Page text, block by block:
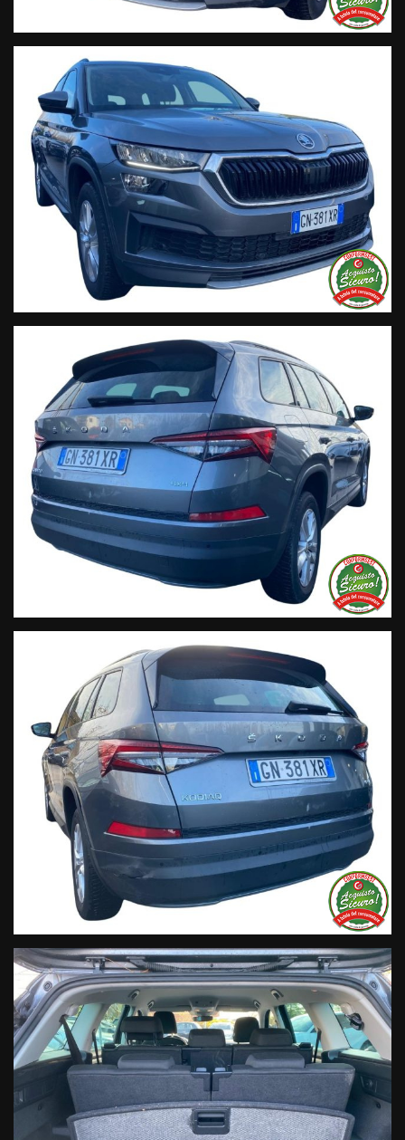
info per ogni singola vettura, i nostri servizi e la nostra storia.
• Sulla nostra pagina Instagram
• Sul nostro profilo Google Business
Live Chat Whatsapp:
+ 39 347 2621925 Orari Dal lunedì al venerdi 08:3012:00 –
14:30/19:30 Sabato 8:30 12:30 14.30 18.30
Trasparenza:
• Si precisa che le informazioni contenute negli annunci
online e nel proprio sito web sono state compilate con cura
affinché siano il più complete e precise; tuttavia possono
contenere errori e omissioni. Si declina ogni responsabilità
per eventuali involontarie incongruenze che non
rappresentano un impegno contrattuale.